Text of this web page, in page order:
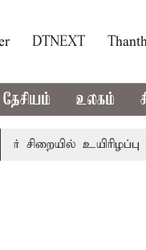
DTNEXT
தேசியம் உலகம்
உயிரிழப்பு